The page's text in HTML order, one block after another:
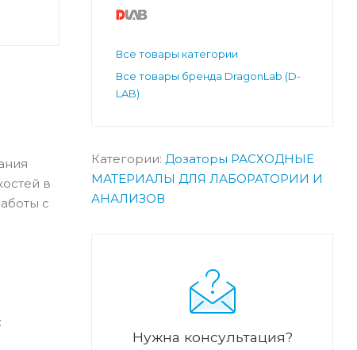
в
с
Все товары категории
Все товары бренда DragonLab (D-
LAB)
Категории: Дозаторы РАСХОДНЫЕ
МАТЕРИАЛЫ ДЛЯ ЛАБОРАТОРИИ И
АНАЛИЗОВ
Нужна консультация?